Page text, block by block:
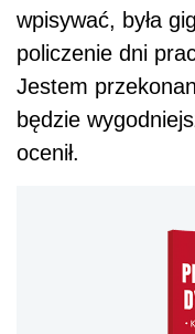
wpisywać, była
policzenie dni
Jestem
będzie
ocenił.